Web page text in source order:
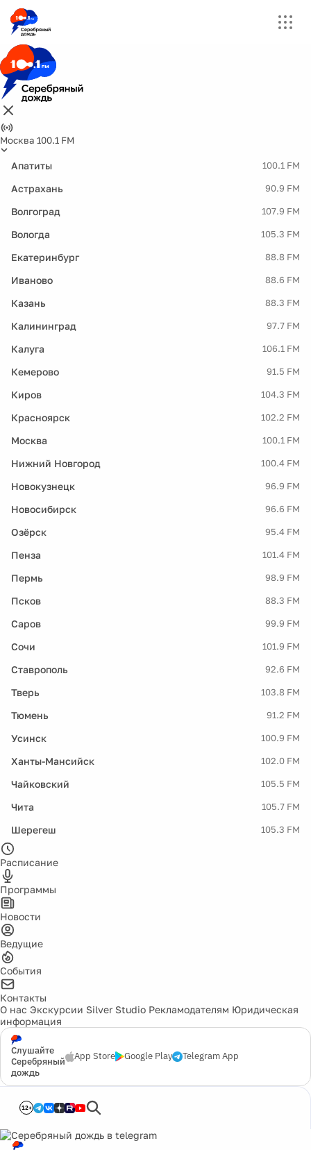
Москва 100.1 FM
Апатиты 100.1 FM
Астрахань 90.9 FM
Волгоград 107.9 FM
Вологда 105.3 FM
Екатеринбург 88.8 FM
Иваново 88.6 FM
Казань 88.3 FM
Калининград 97.7 FM
Калуга 106.1 FM
Кемерово 91.5 FM
Киров 104.3 FM
Красноярск 102.2 FM
Москва 100.1 FM
Нижний Новгород 100.4 FM
Новокузнецк 96.9 FM
Новосибирск 96.6 FM
Озёрск 95.4 FM
Пенза 101.4 FM
Пермь 98.9 FM
Псков 88.3 FM
Саров 99.9 FM
Сочи 101.9 FM
Ставрополь 92.6 FM
Тверь 103.8 FM
Тюмень 91.2 FM
Усинск 100.9 FM
Ханты-Мансийск 102.0 FM
Чайковский 105.5 FM
Чита 105.7 FM
Шерегеш 105.3 FM
Расписание
Программы
Новости
Ведущие
События
Контакты
О нас Экскурсии Silver Studio Рекламодателям Юридическая
информация
Слушайте
Серебряный
дождь
App Store Google Play Telegram App
12+